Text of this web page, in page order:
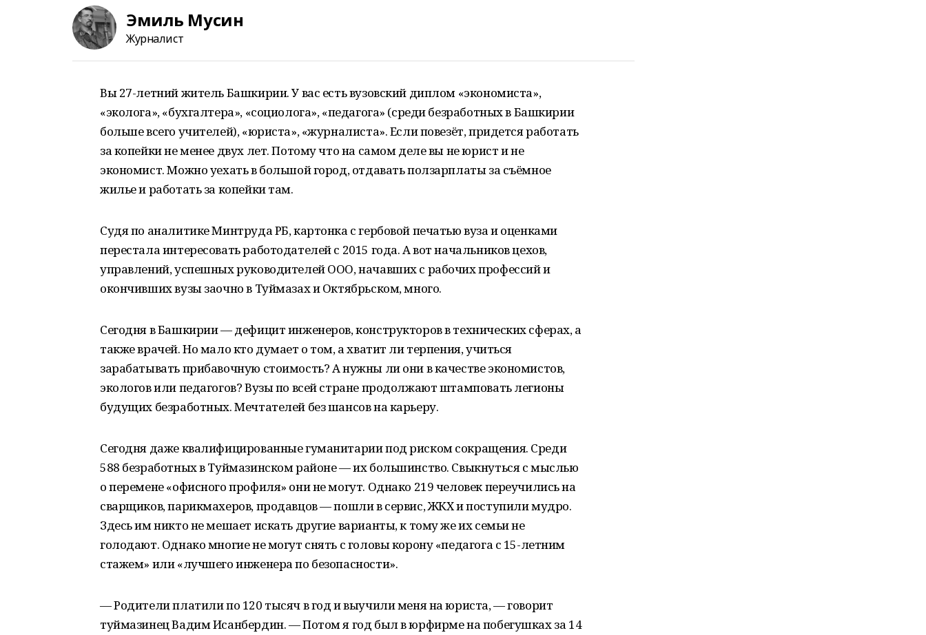
Эмиль Мусин
Журналист
Вы 27-летний житель Башкирии. У вас есть вузовский диплом «экономиста»,
«эколога», «бухгалтера», «социолога», «педагога» (среди безработных в Башкирии
больше всего учителей), «юриста», «журналиста». Если повезёт, придется работать
за копейки не менее двух лет. Потому что на самом деле вы не юрист и не
экономист. Можно уехать в большой город, отдавать ползарплаты за съёмное
жилье и работать за копейки там.
Судя по аналитике Минтруда РБ, картонка с гербовой печатью вуза и оценками
перестала интересовать работодателей с 2015 года. А вот начальников цехов,
управлений, успешных руководителей ООО, начавших с рабочих профессий и
окончивших вузы заочно в Туймазах и Октябрьском, много.
Сегодня в Башкирии — дефицит инженеров, конструкторов в технических сферах, а
также врачей. Но мало кто думает о том, а хватит ли терпения, учиться
зарабатывать прибавочную стоимость? А нужны ли они в качестве экономистов,
экологов или педагогов? Вузы по всей стране продолжают штамповать легионы
будущих безработных. Мечтателей без шансов на карьеру.
Сегодня даже квалифицированные гуманитарии под риском сокращения. Среди
588 безработных в Туймазинском районе — их большинство. Свыкнуться с мыслью
о перемене «офисного профиля» они не могут. Однако 219 человек переучились на
сварщиков, парикмахеров, продавцов — пошли в сервис, ЖКХ и поступили мудро.
Здесь им никто не мешает искать другие варианты, к тому же их семьи не
голодают. Однако многие не могут снять с головы корону «педагога с 15-летним
стажем» или «лучшего инженера по безопасности».
— Родители платили по 120 тысяч в год и выучили меня на юриста, — говорит
туймазинец Вадим Исанбердин. — Потом я год был в юрфирме на побегушках за 14